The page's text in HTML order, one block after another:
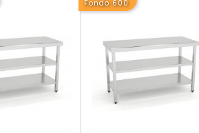
Fondo 600